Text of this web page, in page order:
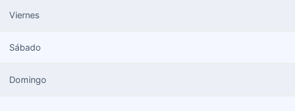
Viernes
Sábado
Domingo